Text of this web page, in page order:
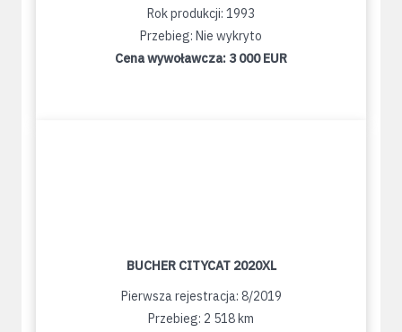
Rok produkcji: 1993
Przebieg: Nie wykryto
Cena wywoławcza: 3 000 EUR
BUCHER CITYCAT 2020XL
Pierwsza rejestracja: 8/2019
Przebieg: 2 518 km